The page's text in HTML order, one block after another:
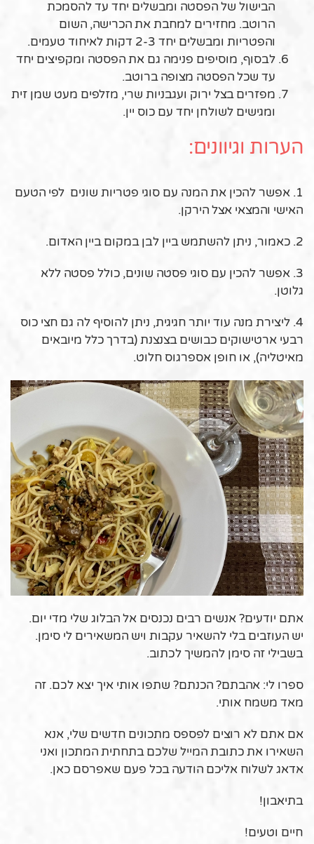
הבישול של הפסטה ומבשלים יחד עד להסמכת
הרוטב. מחזירים למחבת את הכרישה, השום
והפטריות ומבשלים יחד 2-3 דקות לאיחוד טעמים.
לבסוף, מוסיפים פנימה גם את הפסטה ומקפיצים יחד
עד שכל הפסטה מצופה ברוטב.
מפזרים בצל ירוק ועגבניות שרי, מזלפים מעט שמן זית
ומגישים לשולחן יחד עם כוס יין.
הערות וגיוונים:
1. אפשר להכין את המנה עם סוגי פטריות שונים לפי הטעם
האישי והמצאי אצל הירקן.
2. כאמור, ניתן להשתמש ביין לבן במקום ביין האדום.
3. אפשר להכין עם סוגי פסטה שונים, כולל פסטה ללא
גלוטן.
4. ליצירת מנה עוד יותר חגיגית, ניתן להוסיף לה גם חצי כוס
רבעי ארטישוקים כבושים בצנצנת (בדרך כלל מיובאים
מאיטליה), או חופן אספרגוס חלוט.
אתם יודעים? אנשים רבים נכנסים אל הבלוג שלי מדי יום.
יש העוזבים בלי להשאיר עקבות ויש המשאירים לי סימן.
בשבילי זה סימן להמשיך לכתוב.
ספרו לי: אהבתם? הכנתם? שתפו אותי איך יצא לכם. זה
מאד משמח אותי.
אם אתם לא רוצים לפספס מתכונים חדשים שלי, אנא
השאירו את כתובת המייל שלכם בתחתית המתכון ואני
אדאג לשלוח אליכם הודעה בכל פעם שאפרסם כאן.
בתיאבון!
חיים וטעים!